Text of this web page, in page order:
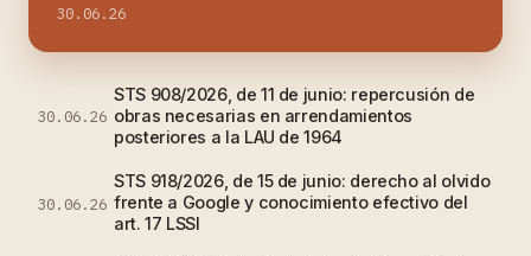
30.06.26
30.06.26
STS 908/2026, de 11 de junio: repercusión de
obras necesarias en arrendamientos
posteriores a la LAU de 1964
30.06.26
STS 918/2026, de 15 de junio: derecho al olvido
frente a Google y conocimiento efectivo del
art. 17 LSSI